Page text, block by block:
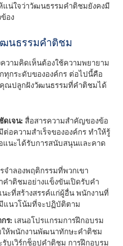
น่ใจว่าวัฒนธรรมคําติชมยังคงมี
อง
ฒนธรรมคําติชม
วามคิดเห็นต้องใช้ความพยายาม
ทุกระดับขององค์กร ต่อไปนี้คือ
คุณปลูกฝังวัฒนธรรมที่คําติชมได้
ดเจน: สื่อสารความสําคัญของข้อ
อความสําเร็จขององค์กร ทําให้รู้
แนะได้รับการสนับสนุนและคาด
จําลองพฤติกรรมที่พวกเขา
คําติชมอย่างแข็งขันเปิดรับคํา
ะที่สร้างสรรค์แก่ผู้อื่น พนักงานที่
แนวโน้มที่จะปฏิบัติตาม
ร: เสนอโปรแกรมการฝึกอบรม
ให้พนักงานพัฒนาทักษะคําติชม
รับเวิร์กช็อปคําติชม การฝึกอบรม